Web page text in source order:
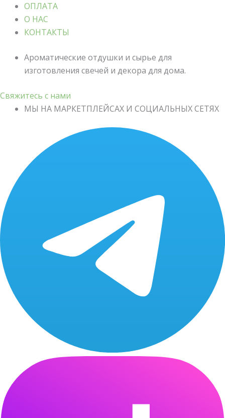
ОПЛАТА
О НАС
КОНТАКТЫ
Ароматические отдушки и сырье для
изготовления свечей и декора для дома.
Свяжитесь с нами
МЫ НА МАРКЕТПЛЕЙСАХ И СОЦИАЛЬНЫХ СЕТЯХ